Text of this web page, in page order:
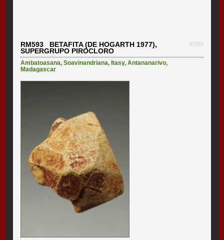
RM593 BETAFITA (DE HOGARTH 1977),
SUPERGRUPO PIROCLORO
#290
Ambatoasana,Soavinandriana, Itasy,Antananarivo,
Madagascar